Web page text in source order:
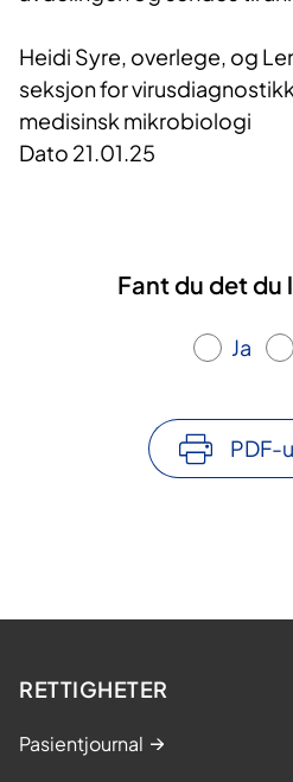
Heidi Syre, overlege, og
seksjon for
medisinsk mikrobiologi
Dato 21.01.25
Fant du det du
Ja
PDF-
RETTIGHETER
Pasientjournal